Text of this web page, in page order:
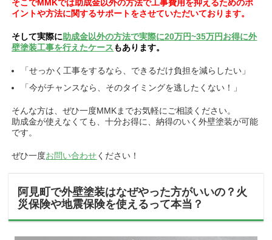
そこでMMKでは助成金以外の方法で工事費用を抑えるためのポ
イントや方法に関するサポートをさせていただいております。
そして実際に 助成金以外の方法で実際に20万円~35万円お得に外
壁塗装工事を行えたケースもあります。
「せっかく工事をするなら、できるだけ負担を減らしたい」
「今がチャンスなら、そのタイミングを逃したくない！」
そんな方は、ぜひ一度MMKまでお気軽にご相談ください。
助成金が使えなくても、十分お得に、納得のいく外壁塗装が可能
です。
ぜひ一度お問い合わせください！
阿見町で外壁塗装はなぜやった方がいいの？ 火
災保険や地震保険を使えるって本当？